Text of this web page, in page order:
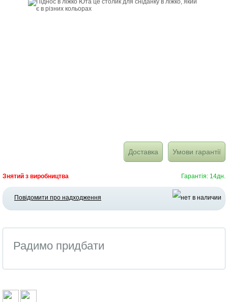
Доставка Умови гарантії
Знятий з виробництва Гарантія: 14дн.
Повідомити про надходження
Радимо придбати